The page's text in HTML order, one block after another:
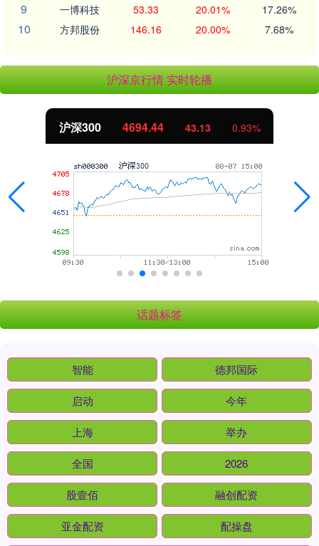
9 一博科技 53.33 20.01% 17.26%
10 方邦股份 146.16 20.00% 7.68%
沪深京行情 实时轮播
沪深300 4694.44 43.13 0.93%
话题标签
智能 德邦国际
启动 今年
上海 举办
全国 2026
股壹佰 融创配资
亚金配资 配操盘